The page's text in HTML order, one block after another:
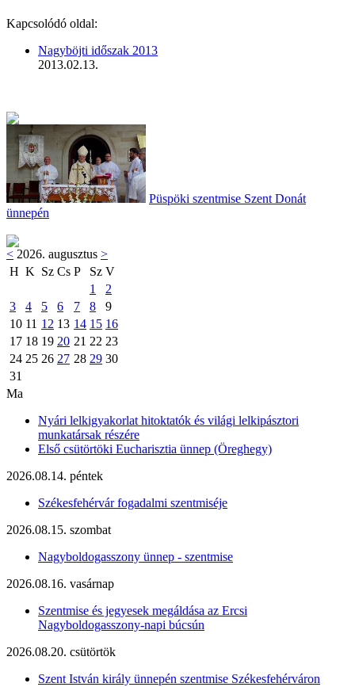
Kapcsolódó oldal:
Nagyböjti időszak 2013
2013.02.13.
Püspöki szentmise Szent Donát
ünnepén
< 2026. augusztus >
H K Sz Cs P Sz V
1
2
3
4 5 6 7 8
9
10 11 12 13 14 15 16
17 18 19 20 21 22 23
24 25 26 27 28 29 30
31
Ma
Nyári lelkigyakorlat hitoktatók és világi lelkipásztori
munkatársak részére
Első csütörtöki Eucharisztia ünnep (Öreghegy)
2026.08.14. péntek
Székesfehérvár fogadalmi szentmiséje
2026.08.15. szombat
Nagyboldogasszony ünnep - szentmise
2026.08.16. vasárnap
Szentmise és jegyesek megáldása az Ercsi
Nagyboldogasszony-napi búcsún
2026.08.20. csütörtök
Szent István király ünnepén szentmise Székesfehérváron